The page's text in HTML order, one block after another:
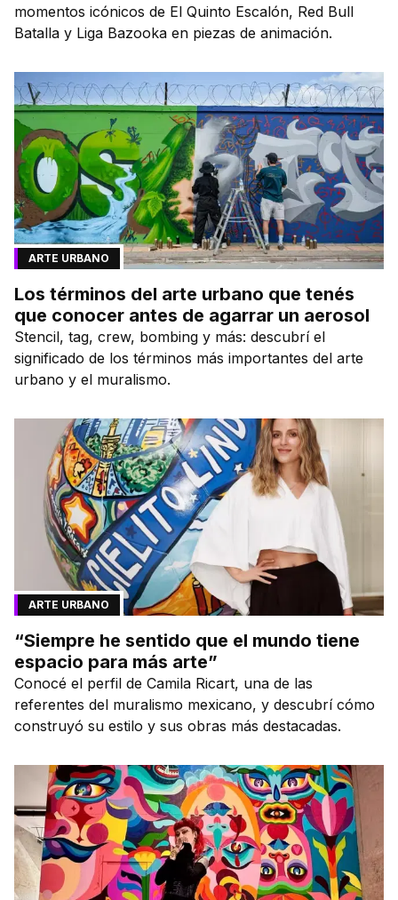
momentos icónicos de El Quinto Escalón, Red Bull
Batalla y Liga Bazooka en piezas de animación.
ARTE URBANO
Los términos del arte urbano que tenés
que conocer antes de agarrar un aerosol
Stencil, tag, crew, bombing y más: descubrí el
significado de los términos más importantes del arte
urbano y el muralismo.
ARTE URBANO
“Siempre he sentido que el mundo tiene
espacio para más arte”
Conocé el perfil de Camila Ricart, una de las
referentes del muralismo mexicano, y descubrí cómo
construyó su estilo y sus obras más destacadas.